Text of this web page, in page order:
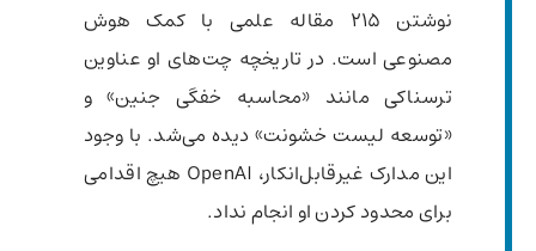
نوشتن ۲۱۵ مقاله علمی با کمک هوش
مصنوعی است. در تاریخچه چت‌های او عناوین
ترسناکی مانند «محاسبه خفگی جنین» و
«توسعه لیست خشونت» دیده می‌شد. با وجود
این مدارک غیرقابل‌انکار، OpenAI هیچ اقدامی
برای محدود کردن او انجام نداد.